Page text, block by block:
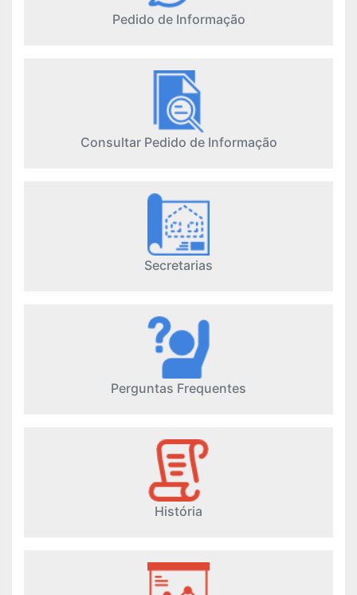
Pedido de Informação
Consultar Pedido de Informação
Secretarias
Perguntas Frequentes
História